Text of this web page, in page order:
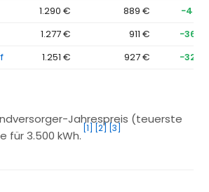
1.290 € 889 €
−401
1.277 € 911 €
−366
1.251 € 927 € −324
Jahrespreis (teuerste
für 3.500 kWh.
[1] [2] [3]